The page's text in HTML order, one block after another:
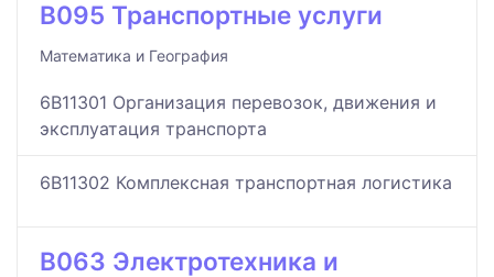
B095 Транспортные услуги
Математика и География
6B11301 Организация перевозок, движения и
эксплуатация транспорта
6B11302 Комплексная транспортная логистика
B063 Электротехника и